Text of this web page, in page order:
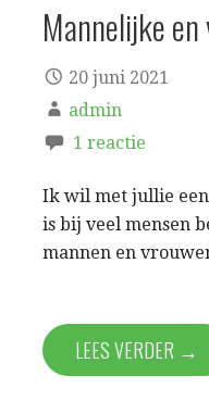
Mannelijke
20 juni 2021
admin
1 reactie
Ik wil met jullie
is bij veel mensen
mannen en
LEES VERDER →